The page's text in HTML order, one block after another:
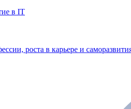
в IT
роста в карьере и